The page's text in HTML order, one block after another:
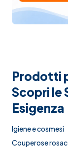
Prodotti
Scopri le
Esigenza
Igiene e cosmesi
Couperose